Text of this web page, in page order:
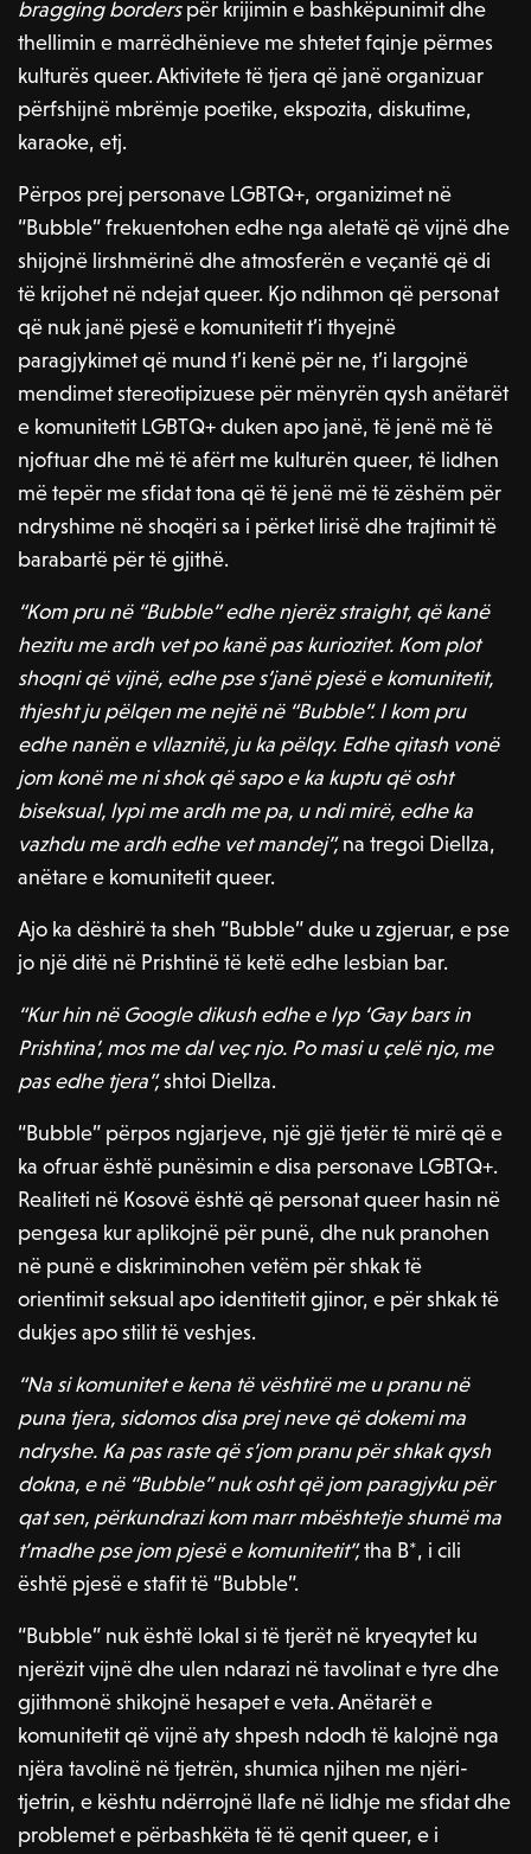
bragging borderspër krijimin e bashkëpunimit dhe
thellimin e marrëdhënieve me shtetet fqinje përmes
kulturës queer. Aktivitete të tjera që janë organizuar
përfshijnë mbrëmje poetike, ekspozita, diskutime,
karaoke, etj.
Përpos prej personave LGBTQ+, organizimet në
“Bubble” frekuentohen edhe nga aletatë që vijnë dhe
shijojnë lirshmërinë dhe atmosferën e veçantë që di
të krijohet në ndejat queer. Kjo ndihmon që personat
që nuk janë pjesë e komunitetit t’i thyejnë
paragjykimet që mund t’i kenë për ne, t’i largojnë
mendimet stereotipizuese për mënyrën qysh anëtarët
e komunitetit LGBTQ+ duken apo janë, të jenë më të
njoftuar dhe më të afërt me kulturën queer, të lidhen
më tepër me sfidat tona që të jenë më të zëshëm për
ndryshime në shoqëri sa i përket lirisë dhe trajtimit të
barabartë për të gjithë.
“Kom pru në “Bubble” edhe njerëz straight, që kanë
hezitu me ardh vet po kanë pas kuriozitet. Kom plot
shoqni që vijnë, edhe pse s’janë pjesë e komunitetit,
thjesht ju pëlqen me nejtë në “Bubble”. I kom pru
edhe nanën e vllaznitë, ju ka pëlqy. Edhe qitash vonë
jom konë me ni shok që sapo e ka kuptu që osht
biseksual, lypi me ardh me pa, u ndi mirë, edhe ka
vazhdu me ardh edhe vet mandej”,na tregoi Diellza,
anëtare e komunitetit queer.
Ajo ka dëshirë ta sheh “Bubble” duke u zgjeruar, e pse
jo një ditë në Prishtinë të ketë edhe lesbian bar.
“Kur hin në Google dikush edhe e lyp ‘Gay bars in
Prishtina’, mos me dal veç njo. Po masi u çelë njo, me
pas edhe tjera”,shtoi Diellza.
“Bubble” përpos ngjarjeve, një gjë tjetër të mirë që e
ka ofruar është punësimin e disa personave LGBTQ+.
Realiteti në Kosovë është që personat queer hasin në
pengesa kur aplikojnë për punë, dhe nuk pranohen
në punë e diskriminohen vetëm për shkak të
orientimit seksual apo identitetit gjinor, e për shkak të
dukjes apo stilit të veshjes.
“Na si komunitet e kena të vështirë me u pranu në
puna tjera, sidomos disa prej neve që dokemi ma
ndryshe. Ka pas raste që s’jom pranu për shkak qysh
dokna, e në “Bubble” nuk osht që jom paragjyku për
qat sen, përkundrazi kom marr mbështetje shumë ma
t’madhe pse jom pjesë e komunitetit”,tha B*, i cili
është pjesë e stafit të “Bubble”.
“Bubble” nuk është lokal si të tjerët në kryeqytet ku
njerëzit vijnë dhe ulen ndarazi në tavolinat e tyre dhe
gjithmonë shikojnë hesapet e veta. Anëtarët e
komunitetit që vijnë aty shpesh ndodh të kalojnë nga
njëra tavolinë në tjetrën, shumica njihen me njëri-
tjetrin, e kështu ndërrojnë llafe në lidhje me sfidat dhe
problemet e përbashkëta të të qenit queer, e i